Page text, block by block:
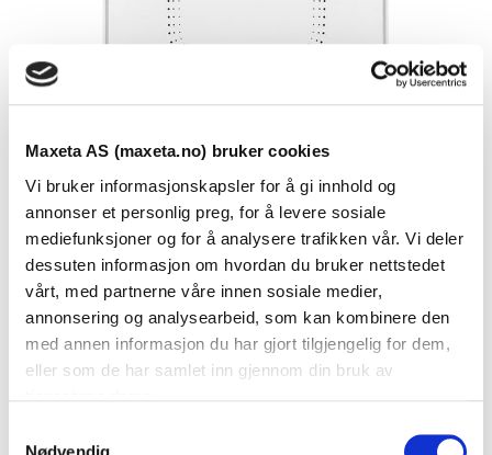
Maxeta AS (maxeta.no) bruker cookies
Vi bruker informasjonskapsler for å gi innhold og
annonser et personlig preg, for å levere sosiale
mediefunksjoner og for å analysere trafikken vår. Vi deler
dessuten informasjon om hvordan du bruker nettstedet
vårt, med partnerne våre innen sosiale medier,
annonsering og analysearbeid, som kan kombinere den
med annen informasjon du har gjort tilgjengelig for dem,
eller som de har samlet inn gjennom din bruk av
Se dokumenter
Dokumenter